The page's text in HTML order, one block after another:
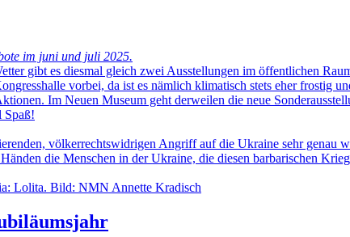
im juni und juli 2025.
gibt es diesmal gleich zwei Ausstellungen im öffentlichen
vorbei, da ist es nämlich klimatisch stets eher frostig
Im Neuen Museum geht derweilen die neue
Spaß!
völkerrechtswidrigen Angriff auf die Ukraine sehr genau
die Menschen in der Ukraine, die diesen barbarischen